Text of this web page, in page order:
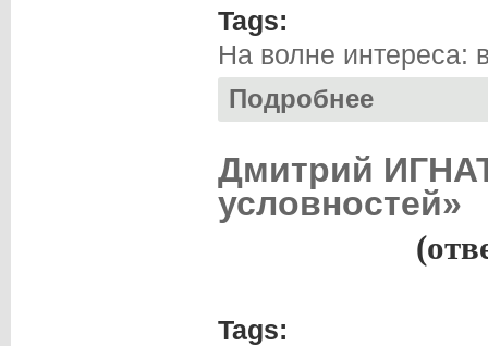
Tags:
На волне интереса:
Подробнее
Дмитрий
условностей»
Tags: